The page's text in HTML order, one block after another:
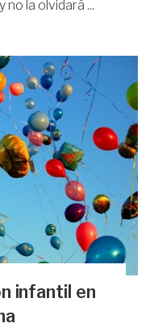
la olvidará ...
infantil en